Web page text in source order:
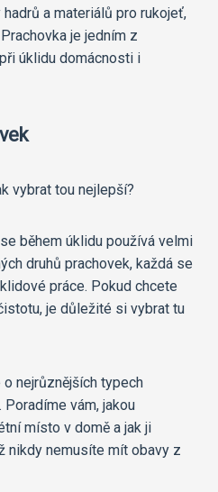
a materiálů pro rukojeť,
je jedním z
úklidu domácnosti i
vybrat tou nejlepší?
během úklidu používá velmi
druhů prachovek, každá se
práce. Pokud chcete
je důležité si vybrat tu
nejrůznějších typech
vám, jakou
místo v domě a jak ji
nikdy nemusíte mít obavy z